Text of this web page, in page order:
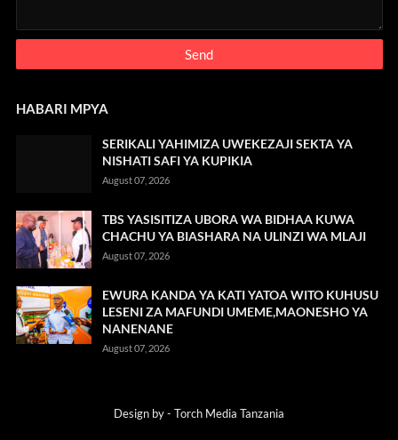
HABARI MPYA
SERIKALI YAHIMIZA UWEKEZAJI SEKTA YA
NISHATI SAFI YA KUPIKIA
August 07, 2026
TBS YASISITIZA UBORA WA BIDHAA KUWA
CHACHU YA BIASHARA NA ULINZI WA MLAJI
August 07, 2026
EWURA KANDA YA KATI YATOA WITO KUHUSU
LESENI ZA MAFUNDI UMEME,MAONESHO YA
NANENANE
August 07, 2026
Design by - Torch Media Tanzania